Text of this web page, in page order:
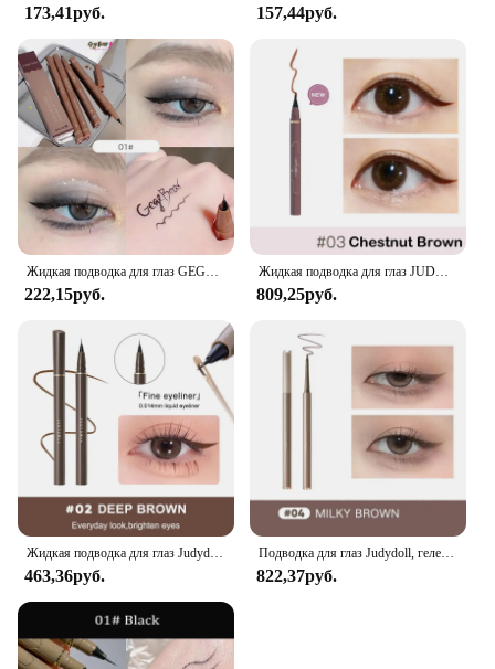
173,41руб. 157,44руб.
Жидкая подводка для глаз GEGE BEAR, водостойкая жидкая подводка для глаз для ежедневного использования, стойкая к размазыванию, долговечная подводка для глаз
222,15руб.
Жидкая подводка для глаз JUDYDOLL, водостойкая Стойкая подводка для глаз, карандаш для нижних ресниц, быстросохнущий, не цветущий, натуральный косметический инструмент
809,25руб.
Жидкая подводка для глаз Judydoll, ультратонкая водостойкая, 24 часа, не размазывается, долговечная, черная, коричневая, зеркальная ручка для веснушек
463,36руб.
Подводка для глаз Judydoll, гелевая ручка, тонкая, гладкая, водостойкая, стойкая, не размазывающаяся, подводка для глаз, карандаш
822,37руб.